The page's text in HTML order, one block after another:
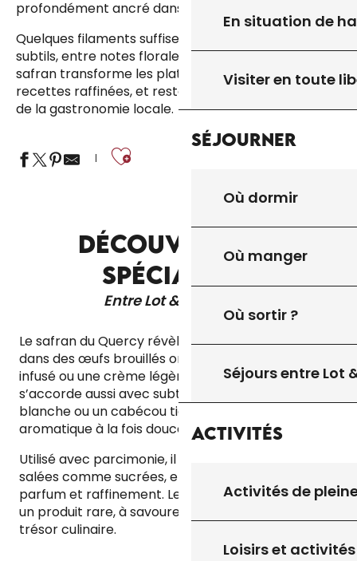
En situation de
Visiter en toute
Séjourner
Où dormir
Où manger
Où sortir ?
Séjours entre Lot
Activités
Activités de
Loisirs et activités
profondément ancré dans la terre.
Quelques filaments suffisent à libérer ses arômes
subtils, entre notes florales et touches épicées. Le
safran transforme les plats les plus simples en
recettes raffinées, et reste l’un des joyaux discrets
de la gastronomie locale.
Ajouter aux
DÉCOUVREZ LES
SPÉCIALITÉS
Entre Lot & Dordogne
Le safran du Quercy révèle toute sa délicatesse
dans des œufs brouillés onctueux, un filet de miel
infusé ou une crème légère. Cet or rouge
s’accorde aussi avec subtilité à une viande
blanche ou un cabécou tiède, pour une touche
aromatique à la fois douce et envoûtante.
Utilisé avec parcimonie, il sublime les préparations
salées comme sucrées, en apportant couleur,
parfum et raffinement. Le safran du Quercy reste
un produit rare, à savourer comme un véritable
trésor culinaire.